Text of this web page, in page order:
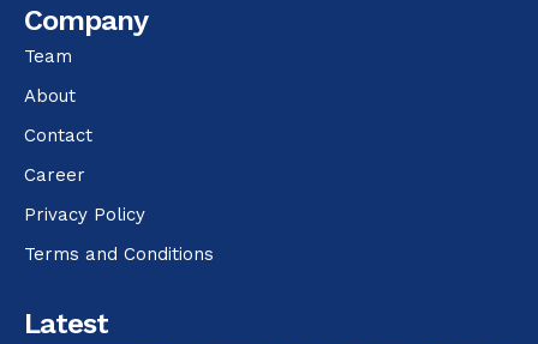
Company
Team
About
Contact
Career
Privacy Policy
Terms and Conditions
Latest